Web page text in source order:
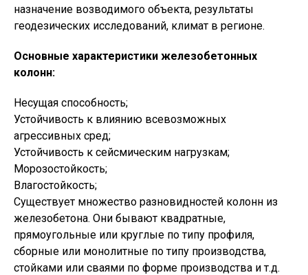
назначение возводимого объекта, результаты
геодезических исследований, климат в регионе.
Основные характеристики железобетонных
колонн:
Несущая способность;
Устойчивость к влиянию всевозможных
агрессивных сред;
Устойчивость к сейсмическим нагрузкам;
Морозостойкость;
Влагостойкость;
Существует множество разновидностей колонн из
железобетона. Они бывают квадратные,
прямоугольные или круглые по типу профиля,
сборные или монолитные по типу производства,
стойками или сваями по форме производства и т.д.